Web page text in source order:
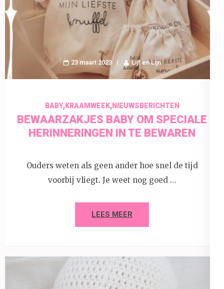
23 maart 2023 Lijf en Lijn
BABY, KRAAMWEEK, NIEUWSBERICHTEN
BEWAARZAKJES BABY OM SPECIALE
HERINNERINGEN IN TE BEWAREN
Ouders weten als geen ander hoe snel de tijd
voorbij vliegt. Je weet nog goed …
LEES MEER